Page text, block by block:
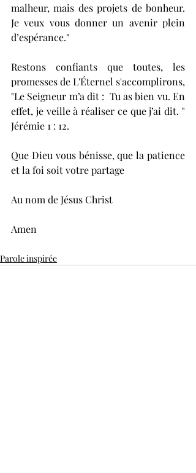
malheur, mais des projets de bonheur.
Je veux vous donner un avenir plein
d’espérance."
Restons confiants que toutes, les
promesses de L'Éternel s'accomplirons,
"Le Seigneur m’a dit :  Tu as bien vu. En
effet, je veille à réaliser ce que j’ai dit. "
Jérémie 1 : 12.
Que Dieu vous bénisse, que la patience
et la foi soit votre partage
Au nom de Jésus Christ
Amen
Parole inspirée